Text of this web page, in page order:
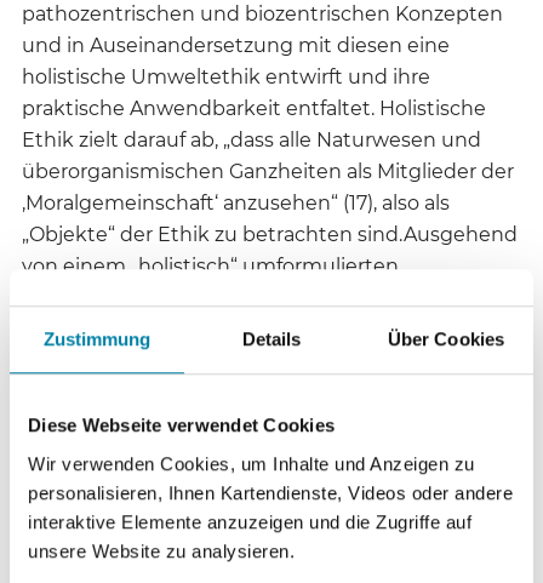
Zustimmung Details Über Cookies
Diese Webseite verwendet Cookies
Wir verwenden Cookies, um Inhalte und Anzeigen zu
personalisieren, Ihnen Kartendienste, Videos oder andere
interaktive Elemente anzuzeigen und die Zugriffe auf
unsere Website zu analysieren.
pathozentrischen und biozentrischen Konzepten
und in Auseinandersetzung mit diesen eine
holistische Umweltethik entwirft und ihre
praktische Anwendbarkeit entfaltet. Holistische
Ethik zielt darauf ab, „dass alle Naturwesen und
überorganismischen Ganzheiten als Mitglieder der
‚Moralgemeinschaft‘ anzusehen“ (17), also als
„Objekte“ der Ethik zu betrachten sind.Ausgehend
von einem „holistisch“ umformulierten
alles Seiende niemals nur als Mittel, sondern immer
Prinzipien und Kriterien dar, wie ein
verantwortlicher Umgang des Menschen mit der
Umwelt die Konsequenzen für andere Lebewesen
und Gesamtsysteme mit zu bedenken und
Beeinträchtigungen für sie zu minimieren hat.Im